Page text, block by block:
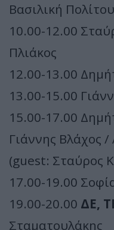
Βασιλική Πολίτου
10.00-12.00
Πλιάκος
12.00-13.00
13.00-15.00
15.00-17.00
Γιάννης Βλάχος
(guest: Σταύρος
17.00-19.00
19.00-20.00 ΔΕ,
Σταματουλάκης